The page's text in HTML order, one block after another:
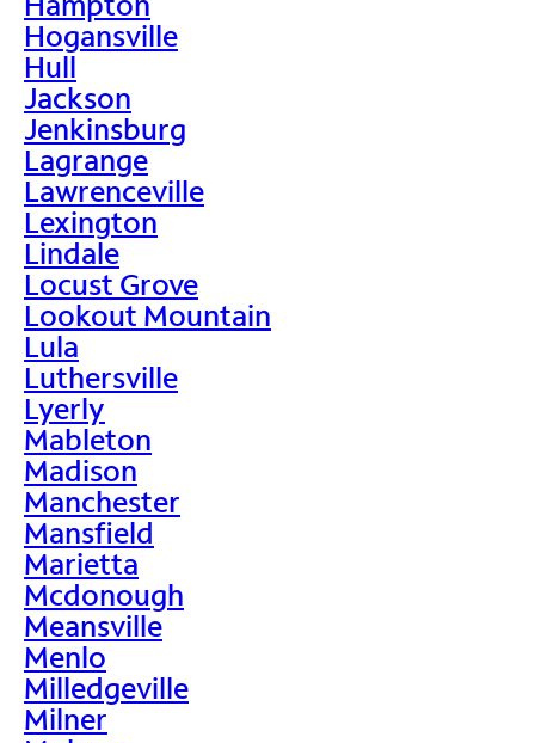
Hogansville
Hull
Jackson
Jenkinsburg
Lagrange
Lawrenceville
Lexington
Lindale
Locust Grove
Lookout Mountain
Lula
Luthersville
Lyerly
Mableton
Madison
Manchester
Mansfield
Marietta
Mcdonough
Meansville
Menlo
Milledgeville
Milner